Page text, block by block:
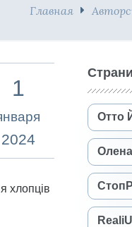
Главная
1
2024
хлопців
Отто